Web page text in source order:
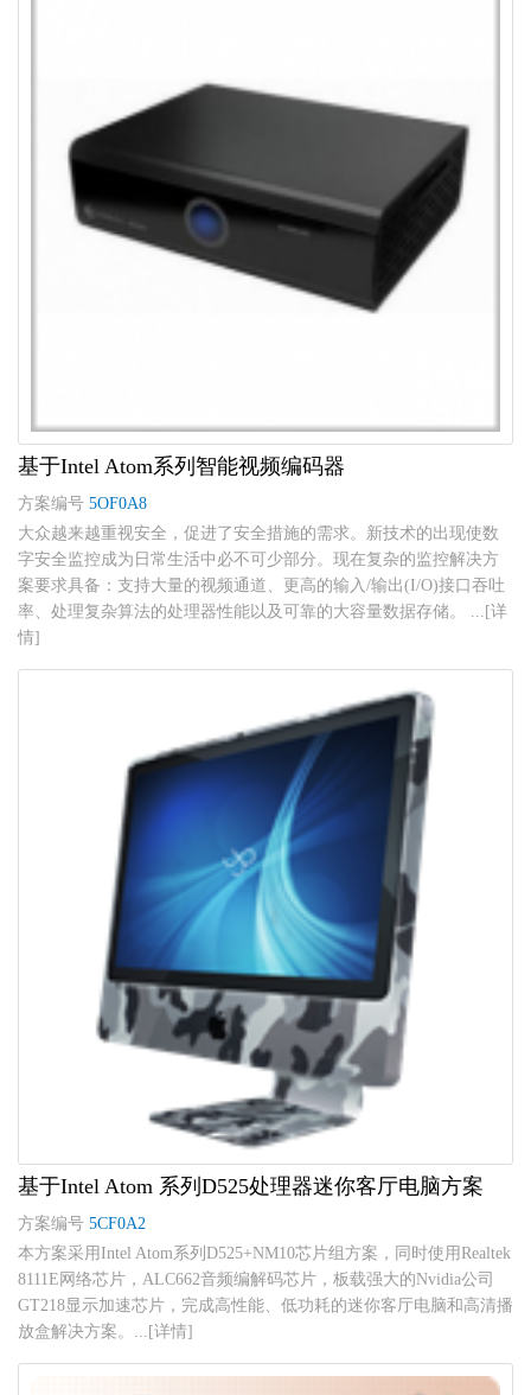
基于Intel Atom系列智能视频编码器
方案编号 5OF0A8
大众越来越重视安全，促进了安全措施的需求。新技术的出现使数
字安全监控成为日常生活中必不可少部分。现在复杂的监控解决方
案要求具备：支持大量的视频通道、更高的输入/输出(I/O)接口吞吐
率、处理复杂算法的处理器性能以及可靠的大容量数据存储。 ...[详
情]
基于Intel Atom 系列D525处理器迷你客厅电脑方案
方案编号 5CF0A2
本方案采用Intel Atom系列D525+NM10芯片组方案，同时使用Realtek
8111E网络芯片，ALC662音频编解码芯片，板载强大的Nvidia公司
GT218显示加速芯片，完成高性能、低功耗的迷你客厅电脑和高清播
放盒解决方案。...[详情]